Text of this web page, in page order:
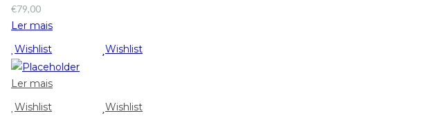
€79,00
Ler mais
Wishlist
Wishlist
Ler mais
Wishlist
Wishlist